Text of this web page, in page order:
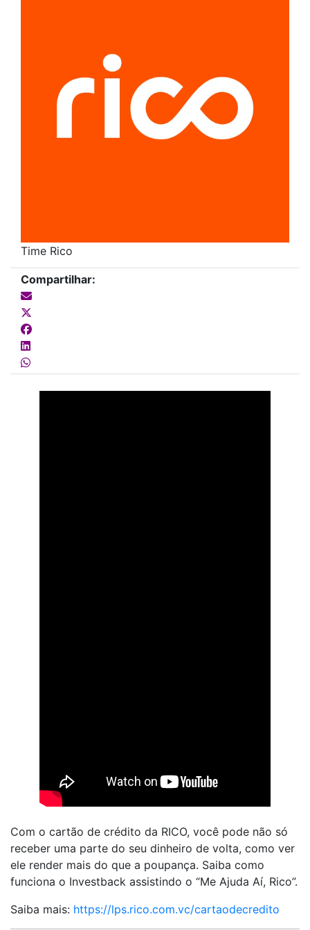
Time Rico
Compartilhar:
Com o cartão de crédito da RICO, você pode não só
receber uma parte do seu dinheiro de volta, como ver
ele render mais do que a poupança. Saiba como
funciona o Investback assistindo o “Me Ajuda Aí, Rico”.
Saiba mais: https://lps.rico.com.vc/cartaodecredito